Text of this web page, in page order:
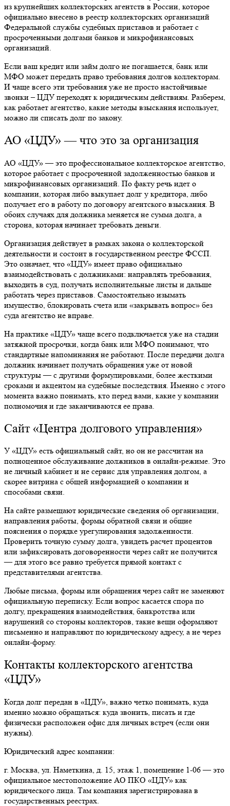
из крупнейших коллекторских агентств в России, которое
официально внесено в реестр коллекторских организаций
Федеральной службы судебных приставов и работает с
просроченными долгами банков и микрофинансовых
организаций.
Если ваш кредит или займ долго не погашается, банк или
МФО может передать право требования долгов коллекторам.
И чаще всего эти требования уже не просто настойчивые
звонки – ЦДУ переходят к юридическим действиям. Разберем,
как работает агентство, какие методы взыскания использует,
можно ли списать долг по закону.
АО «ЦДУ» — что это за организация
АО «ЦДУ» — это профессиональное коллекторское агентство,
которое работает с просроченной задолженностью банков и
микрофинансовых организаций. По факту речь идет о
компании, которая либо выкупает долг у кредитора, либо
получает его в работу по договору агентского взыскания. В
обоих случаях для должника меняется не сумма долга, а
сторона, которая начинает требовать деньги.
Организация действует в рамках закона о коллекторской
деятельности и состоит в государственном реестре ФССП.
Это означает, что «ЦДУ» имеет право официально
взаимодействовать с должниками: направлять требования,
выходить в суд, получать исполнительные листы и дальше
работать через приставов. Самостоятельно изымать
имущество, блокировать счета или «закрывать вопрос» без
суда агентство не вправе.
На практике «ЦДУ» чаще всего подключается уже на стадии
затяжной просрочки, когда банк или МФО понимают, что
стандартные напоминания не работают. После передачи долга
должник начинает получать обращения уже от новой
структуры — с другими формулировками, более жесткими
сроками и акцентом на судебные последствия. Именно с этого
момента важно понимать, кто перед вами, какие у компании
полномочия и где заканчиваются ее права.
Сайт «Центра долгового управления»
У «ЦДУ» есть официальный сайт, но он не рассчитан на
полноценное обслуживание должников в онлайн-режиме. Это
не личный кабинет и не сервис для управления долгом, а
скорее витрина с общей информацией о компании и
способами связи.
На сайте размещают юридические сведения об организации,
направления работы, формы обратной связи и общие
пояснения о порядке урегулирования задолженности.
Проверить точную сумму долга, увидеть расчет процентов
или зафиксировать договоренности через сайт не получится
— для этого все равно требуется прямой контакт с
представителями агентства.
Любые письма, формы или обращения через сайт не заменяют
официальную переписку. Если вопрос касается спора по
долгу, прекращения взаимодействия, банкротства или
нарушений со стороны коллекторов, такие вещи оформляют
письменно и направляют по юридическому адресу, а не через
онлайн-форму.
Контакты коллекторского агентства
«ЦДУ»
Когда долг передан в «ЦДУ», важно четко понимать, куда
именно можно обращаться: куда звонить, писать и где
физически расположен офис для личных встреч (если они
нужны).
Юридический адрес компании:
г. Москва, ул. Наметкина, д. 15, этаж 1, помещение 1-06 — это
официальное местоположение АО ПКО «ЦДУ» как
юридического лица. Там компания зарегистрирована в
государственных реестрах.